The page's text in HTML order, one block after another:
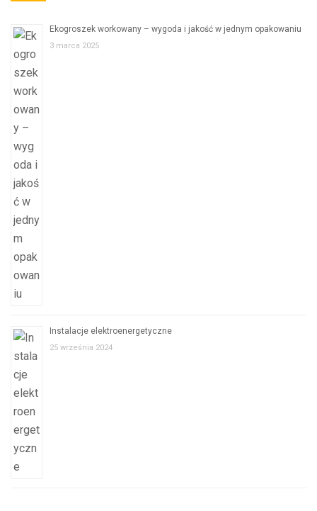
Ekogroszek workowany – wygoda i jakość w jednym opakowaniu
3 marca 2025
Instalacje elektroenergetyczne
25 września 2024